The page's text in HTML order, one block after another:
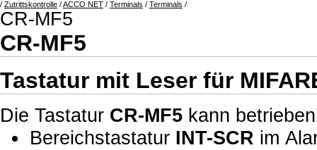
/ Zutrittskontrolle /ACCO NET / Terminals / Terminals /
CR-MF5
CR-MF5
Tastatur mit Leser für
Die Tastatur CR-MF5 kann
Bereichstastatur INT-SCR im